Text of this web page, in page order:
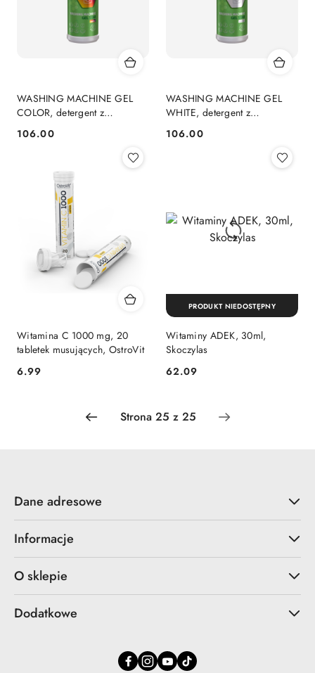
WASHING MACHINE GEL
COLOR, detergent z
nanosrebrem do prania
kolorowych tkanin
Cena:
106.00
WASHING MACHINE GEL
WHITE, detergent z
nanosrebrem do prania
jasnych i białych tkanin
Cena:
106.00
Witamina C 1000 mg, 20
tabletek musujących, OstroVit
Cena:
6.99
Witaminy ADEK, 30ml,
Skoczylas
Cena:
62.09
PRODUKT NIEDOSTĘPNY
Dane adresowe
Informacje
O sklepie
Dodatkowe